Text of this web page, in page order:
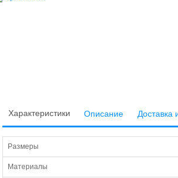
Характеристики Описание Доставка
Размеры
Материалы